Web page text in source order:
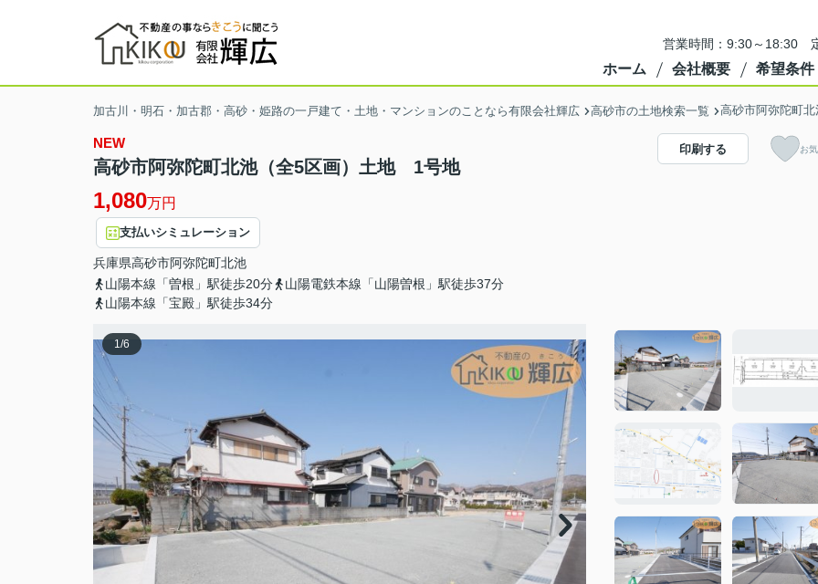
営業時間：9:30～18:30
ホーム 会社概要 希望条件
加古川・明石・加古郡・高砂・姫路の一戸建て・土地・マンションのことなら有限会社輝広 高砂市の土地検索一覧 高砂市阿弥陀町
NEW
高砂市阿弥陀町北池（全5区画）土地 1号地
1,080万円
支払いシミュレーション
兵庫県高砂市阿弥陀町北池
山陽本線「曽根」駅徒歩20分
山陽電鉄本線「山陽曽根」駅徒歩37分
山陽本線「宝殿」駅徒歩34分
印刷する お
1/6